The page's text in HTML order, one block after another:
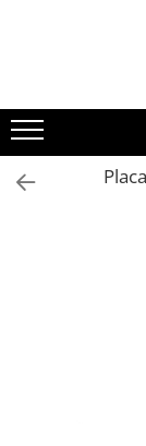
Arduino Original
Arduino
Raspberry PI